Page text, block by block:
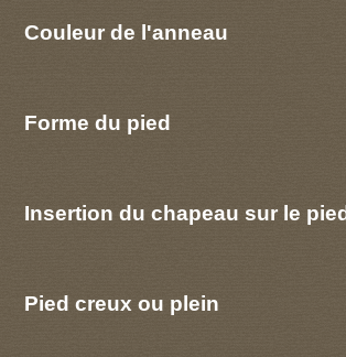
Couleur de l'anneau
Forme du pied
Insertion du chapeau sur le
Pied creux ou plein